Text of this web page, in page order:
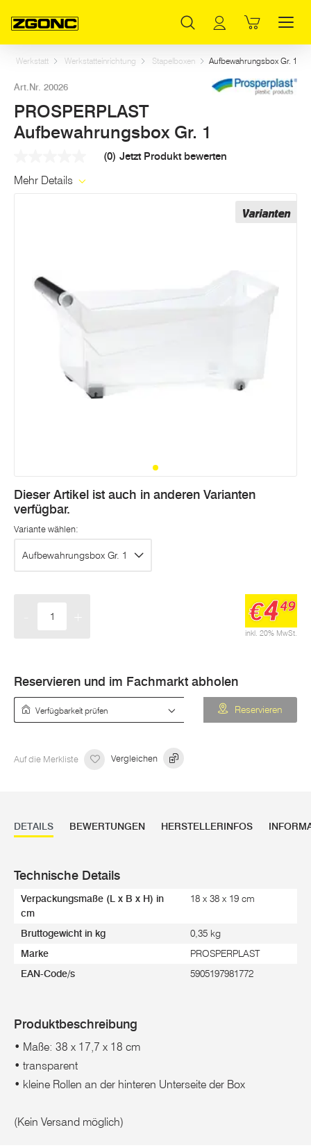
Werkstatt Werkstatteinrichtung Stapelboxen Aufbewahrungsbox Gr. 1
Art.Nr. 20026
PROSPERPLAST
Aufbewahrungsbox Gr. 1
Link
(0) Jetzt Produkt bewerten
Mehr Details
Varianten
Dieser Artikel ist auch in anderen Varianten
verfügbar.
Variante wählen:
Aufbewahrungsbox Gr. 1
inkl. 20% MwSt.
€449
Reservieren und im Fachmarkt abholen
Reservieren
Auf die Merkliste Vergleichen
DETAILS BEWERTUNGEN HERSTELLERINFOS
Technische Details
Verpackungsmaße (L x B x H) in
cm
18 x 38 x 19 cm
Bruttogewicht in kg 0,35 kg
Marke PROSPERPLAST
EAN-Code/s 5905197981772
Produktbeschreibung
• Maße: 38 x 17,7 x 18 cm
• transparent
• kleine Rollen an der hinteren Unterseite der Box
(Kein Versand möglich)